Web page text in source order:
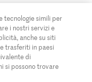
tecnologie simili per
i nostri servizi e
anche su siti
trasferiti in paesi
di
si possono trovare